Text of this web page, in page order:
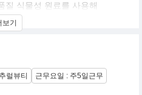
질 식물성 원료를 사용해
는 웰빙 브랜드 입니다.
보기
럴뷰티
근무요일 : 주5일근무